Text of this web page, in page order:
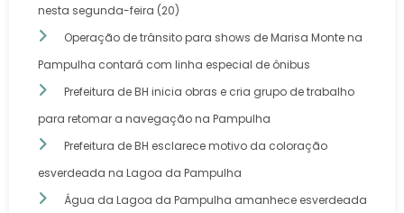
nesta segunda-feira (20)
Operação de trânsito para shows de Marisa Monte na
Pampulha contará com linha especial de ônibus
Prefeitura de BH inicia obras e cria grupo de trabalho
para retomar a navegação na Pampulha
Prefeitura de BH esclarece motivo da coloração
esverdeada na Lagoa da Pampulha
Água da Lagoa da Pampulha amanhece esverdeada